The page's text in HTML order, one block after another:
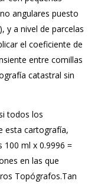
angulares puesto
y a nivel de parcelas
el coeficiente de
entre comillas
catastral sin
todos los
esta cartografía,
ml x 0.9996 =
en las que
Topógrafos.Tan